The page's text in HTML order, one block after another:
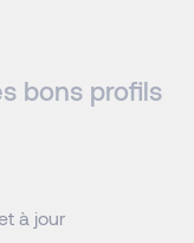
bons profils
à jour